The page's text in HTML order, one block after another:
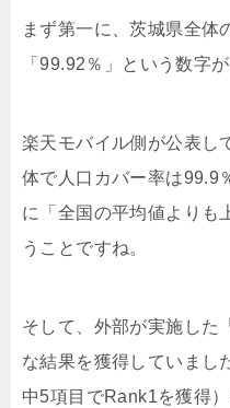
まず第一に、茨城県全体
「99.92％」という数字が
楽天モバイル側が公表し
体で人口カバー率は99.9
に「全国の平均値よりも
うことですね。
そして、外部が実施した
な結果を獲得していまし
中5項目でRank1を獲得